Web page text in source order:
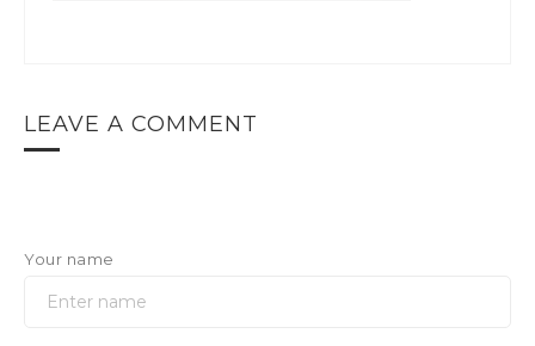
LEAVE A COMMENT
Your name